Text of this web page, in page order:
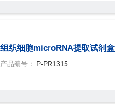
组织细胞microRNA提取试剂盒
产品编号： P-PR1315